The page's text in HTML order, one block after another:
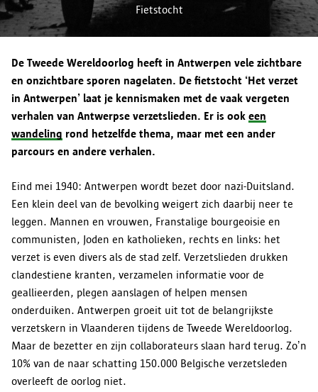
Fietstocht
De Tweede Wereldoorlog heeft in Antwerpen vele zichtbare
en onzichtbare sporen nagelaten. De fietstocht ‘Het verzet
in Antwerpen’ laat je kennismaken met de vaak vergeten
verhalen van Antwerpse verzetslieden. Er is ook een
wandeling rond hetzelfde thema, maar met een ander
parcours en andere verhalen.
Eind mei 1940: Antwerpen wordt bezet door nazi-Duitsland.
Een klein deel van de bevolking weigert zich daarbij neer te
leggen. Mannen en vrouwen, Franstalige bourgeoisie en
communisten, Joden en katholieken, rechts en links: het
verzet is even divers als de stad zelf. Verzetslieden drukken
clandestiene kranten, verzamelen informatie voor de
geallieerden, plegen aanslagen of helpen mensen
onderduiken. Antwerpen groeit uit tot de belangrijkste
verzetskern in Vlaanderen tijdens de Tweede Wereldoorlog.
Maar de bezetter en zijn collaborateurs slaan hard terug. Zo’n
10% van de naar schatting 150.000 Belgische verzetsleden
overleeft de oorlog niet.
Doorgifte aan andere partijen
opnemen via
informatieveiligheid@antwerpen.be
Bewaartermijn
wil weten hoe lang je gegevens in een specifiek geval
bewaard worden, kan je contact opnemen via
bewaartermijn worden je persoonsgegevens door stad
Antwerpen gewist.
Drukpersstraat 35
1000 BRUSSEL
Tel. 02/274.48.00
Fax 02/274.48.35
contact@apd-gba.be
Heb je vragen over de verwerking van je persoonsgegevens
zoals omschreven in deze verklaring? Dan kan je onze
functionaris voor de gegevensbescherming contacteren via
Voorkeuren opslaan